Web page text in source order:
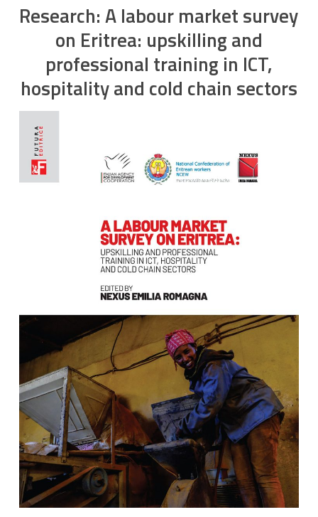
Research: A labour market survey
on Eritrea: upskilling and
professional training in ICT,
hospitality and cold chain sectors